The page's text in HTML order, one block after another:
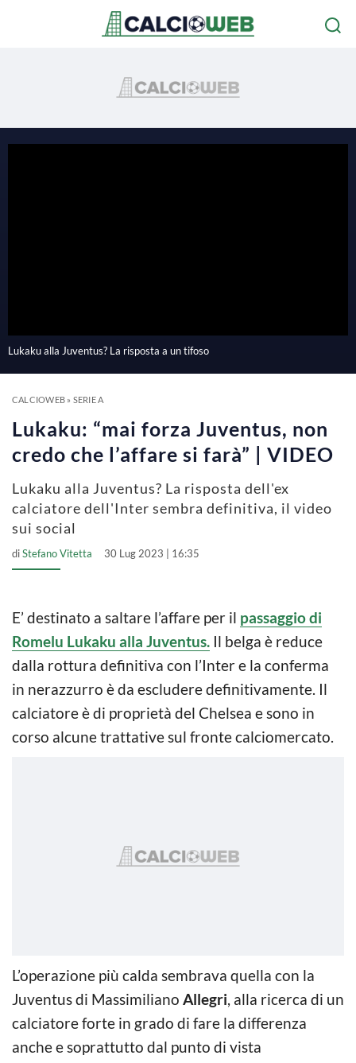
Lukaku alla Juventus? La risposta a un tifoso
CALCIOWEB» SERIE A
Lukaku: “mai forza Juventus, non
credo che l’affare si farà” | VIDEO
Lukaku alla Juventus? La risposta dell'ex
calciatore dell'Inter sembra definitiva, il video
sui social
diStefano Vitetta 30 Lug 2023 | 16:35
E’ destinato a saltare l’affare per il passaggio di
Romelu Lukaku alla Juventus. Il belga è reduce
dalla rottura definitiva con l’Inter e la conferma
in nerazzurro è da escludere definitivamente. Il
calciatore è di proprietà del Chelsea e sono in
corso alcune trattative sul fronte calciomercato.
L’operazione più calda sembrava quella con la
Juventus di Massimiliano Allegri, alla ricerca di un
calciatore forte in grado di fare la differenza
anche e soprattutto dal punto di vista